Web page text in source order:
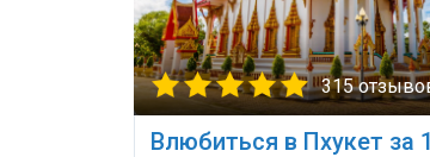
315
Влюбиться в Пхукет за